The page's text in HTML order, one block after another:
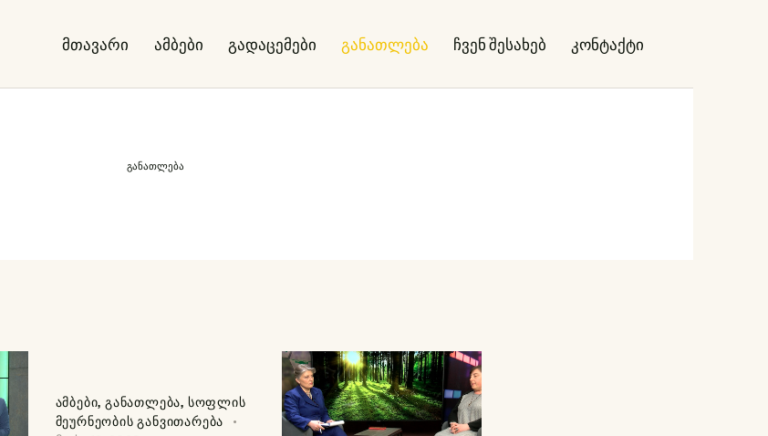
მთავარი ამბები გადაცემები განათლება ჩვენ შესახებ კონტაქტი
განათლება
ᲐᲛᲑᲔᲑᲘ,ᲒᲐᲜᲐᲗᲚᲔᲑᲐ, ᲡᲝᲤᲚᲘᲡ
ᲛᲔᲣᲠᲜᲔᲝᲑᲘᲡ ᲒᲐᲜᲕᲘᲗᲐᲠᲔᲑᲐ